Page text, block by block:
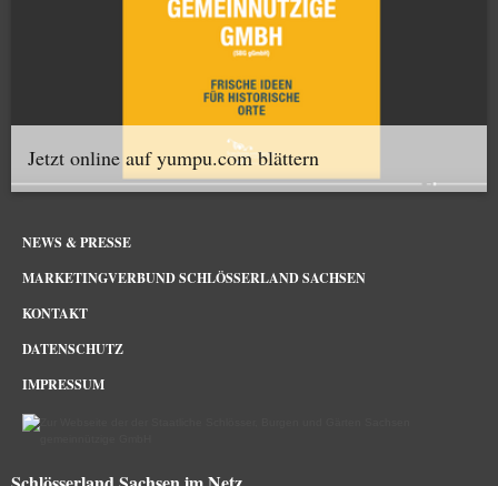
Jetzt online auf yumpu.com blättern
NEWS & PRESSE
MARKETINGVERBUND SCHLÖSSERLAND SACHSEN
KONTAKT
DATENSCHUTZ
IMPRESSUM